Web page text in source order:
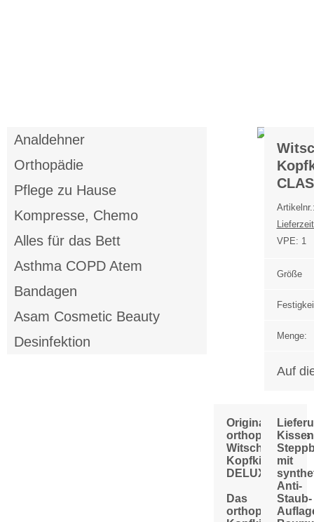
Analdehner
Orthopädie
Pflege zu Hause
Kompresse, Chemo
Alles für das Bett
Asthma COPD Atem
Bandagen
Asam Cosmetic Beauty
Desinfektion
VPE: 1
Größe
Menge:
Auf
Original
orthopädisches
Witschi
Kopfkissen
DELUXE.
Das
orthopädische
mit
Anti-
Staub-